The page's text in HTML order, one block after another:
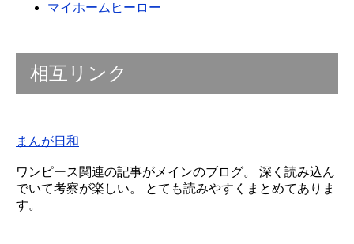
マイホームヒーロー
相互リンク
まんが日和
ワンピース関連の記事がメインのブログ。 深く読み込ん
でいて考察が楽しい。 とても読みやすくまとめてありま
す。